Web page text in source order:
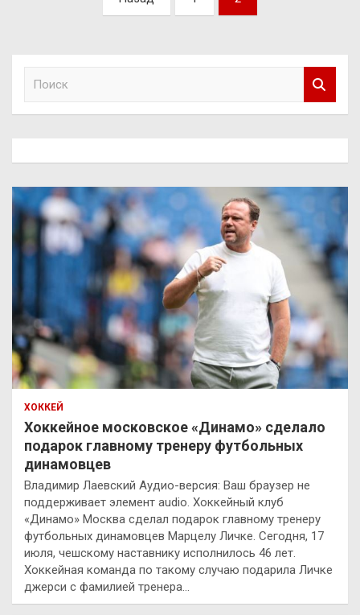
ХОККЕЙ
Хоккейное московское «Динамо» сделало
подарок главному тренеру футбольных
динамовцев
Владимир Лаевский Аудио-версия: Ваш браузер не
поддерживает элемент audio. Хоккейный клуб
«Динамо» Москва сделал подарок главному тренеру
футбольных динамовцев Марцелу Личке. Сегодня, 17
июля, чешскому наставнику исполнилось 46 лет.
Хоккейная команда по такому случаю подарила Личке
джерси с фамилией тренера…